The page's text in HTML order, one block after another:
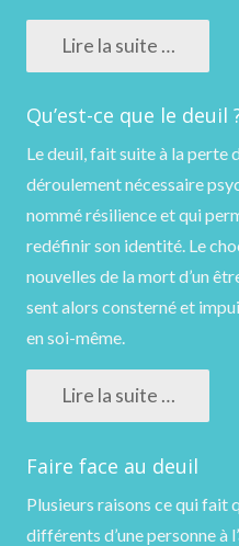
Lire la suite …
Qu’est-ce que le deuil
Le deuil, fait suite à la perte
déroulement nécessaire
nommé résilience et qui
redéfinir son identité. Le
nouvelles de la mort d’un
sent alors consterné et
en soi-même.
Lire la suite …
Faire face au deuil
Plusieurs raisons ce qui fait
différents d’une personne à